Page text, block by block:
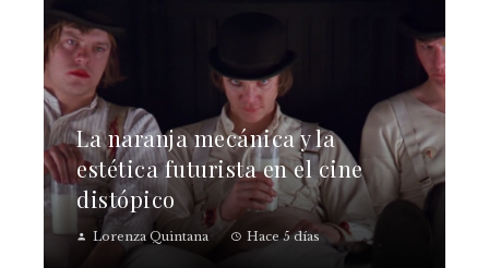
La naranja mecánica y la
estética futurista en el cine
distópico
Lorenza Quintana Hace 5 días